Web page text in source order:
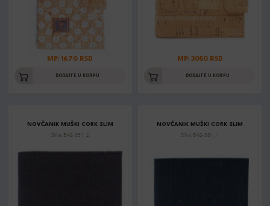
MP: 1670 RSD
DODAJTE U KORPU
MP: 3050 RSD
DODAJTE U KORPU
NOVČANIK MUŠKI CORK SLIM
Šifra: BAG-351_2
NOVČANIK MUŠKI CORK SLIM
Šifra: BAG-351_1